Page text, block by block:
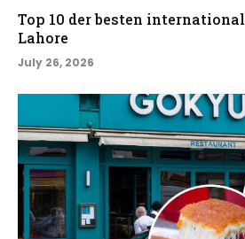
Top 10 der besten
Lahore
July 26, 2026